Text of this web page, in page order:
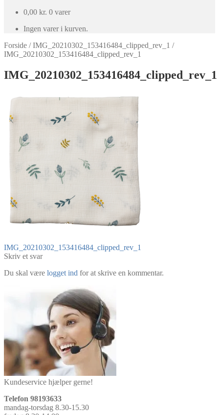
0,00 kr. 0 varer
Ingen varer i kurven.
Forside /IMG_20210302_153416484_clipped_rev_1 /
IMG_20210302_153416484_clipped_rev_1
IMG_20210302_153416484_clipped_rev_1
Indlægsnavigation
Forrige
indlæg:
IMG_20210302_153416484_clipped_rev_1
Skriv et svar
Du skal være logget ind for at skrive en kommentar.
Kundeservice hjælper gerne!
Telefon 98193633
mandag-torsdag 8.30-15.30